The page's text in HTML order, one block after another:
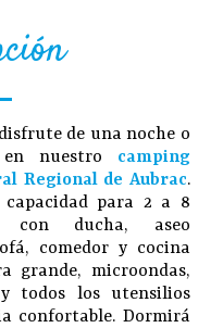
de una noche o
nuestro camping
Regional de Aubrac.
para 2 a 8
con ducha, aseo
comedor y cocina
grande, microondas,
todos los utensilios
confortable. Dormirá